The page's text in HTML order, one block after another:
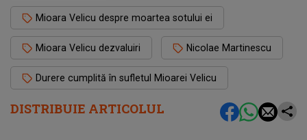
DISTRIBUIE ARTICOLUL
Mioara Velicu despre moartea sotului ei
Mioara Velicu dezvaluiri Nicolae Martinescu
Durere cumplită în sufletul Mioarei Velicu